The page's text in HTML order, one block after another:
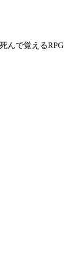
んで覚えるRPG